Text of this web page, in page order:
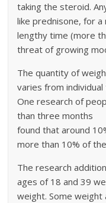
taking the steroid.
like prednisone, for a
lengthy time (more
threat of growing
The quantity of
varies from individual
One research of
than three months
found that around
more than 10% of
The research
ages of 18 and 39
weight. Some